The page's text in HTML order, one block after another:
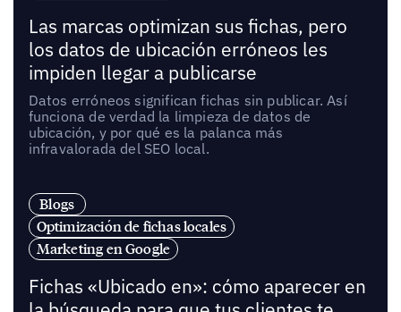
Las marcas optimizan sus fichas, pero
los datos de ubicación erróneos les
impiden llegar a publicarse
Datos erróneos significan fichas sin publicar. Así
funciona de verdad la limpieza de datos de
ubicación, y por qué es la palanca más
infravalorada del SEO local.
Blogs
Optimización de fichas locales
Marketing en Google
Fichas «Ubicado en»: cómo aparecer en